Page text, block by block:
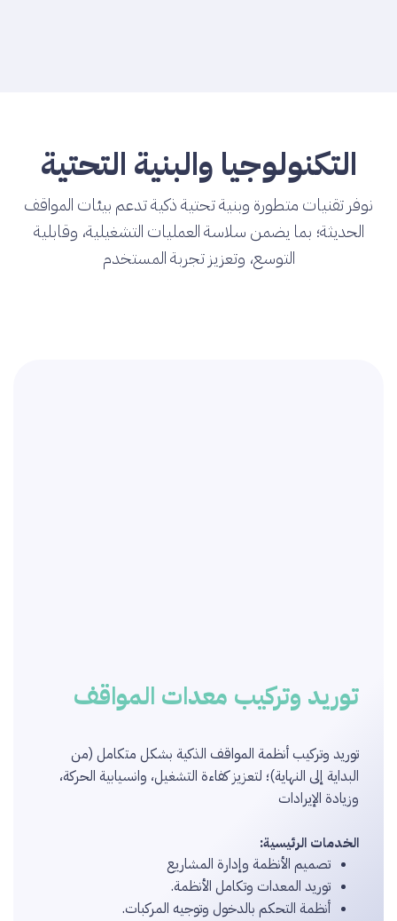
التكنولوجيا والبنية التحتية
نوفر تقنيات متطورة وبنية تحتية ذكية تدعم بيئات المواقف
الحديثة؛ بما يضمن سلاسة العمليات التشغيلية، وقابلية
التوسع، وتعزيز تجربة المستخدم
توريد وتركيب معدات المواقف
توريد وتركيب أنظمة المواقف الذكية بشكل متكامل (من
البداية إلى النهاية)؛ لتعزيز كفاءة التشغيل، وانسيابية الحركة،
وزيادة الإيرادات
الخدمات الرئيسية:
تصميم الأنظمة وإدارة المشاريع
توريد المعدات وتكامل الأنظمة.
أنظمة التحكم بالدخول وتوجيه المركبات.